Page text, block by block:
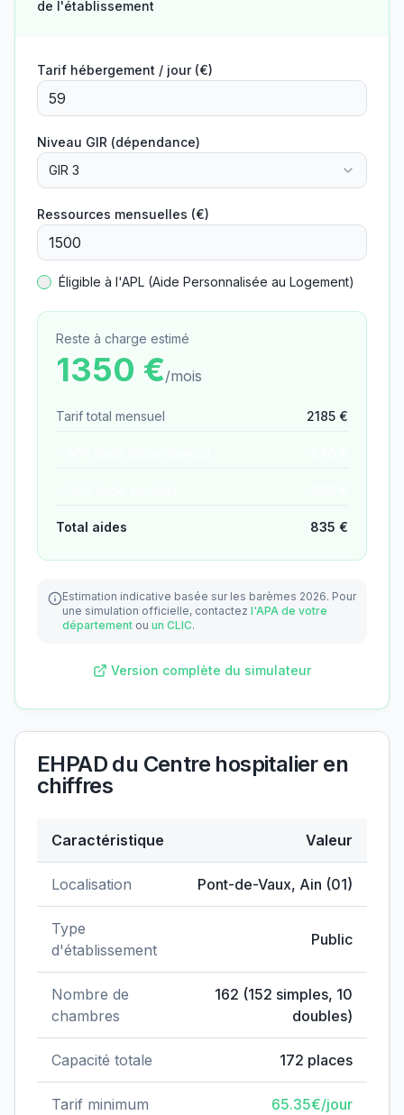
de l'établissement
Tarif hébergement / jour (€)
Niveau GIR (dépendance)
GIR 3
Ressources mensuelles (€)
Éligible à l'APL (Aide Personnalisée au Logement)
Reste à charge estimé
1350 €/mois
Tarif total mensuel 2185 €
Total aides 835 €
Estimation indicative basée sur les barèmes 2026. Pour
une simulation officielle, contactez l'APA de votre
département ou un CLIC.
Version complète du simulateur
EHPAD du Centre hospitalieren
chiffres
EHPAD du Centre hospitalier
Caractéristique Valeur
Localisation Pont-de-Vaux, Ain (01)
Type
d'établissement
Public
Nombre de
chambres
162 (152 simples, 10
doubles)
Capacité totale 172 places
Tarif minimum 65.35€/jour